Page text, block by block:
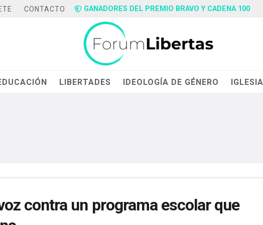
CONTACTO GANADORES DEL PREMIO BRAVO Y CADENA 100
LIBERTADES IDEOLOGÍA DE GÉNERO IGLESIA
contra un programa escolar que